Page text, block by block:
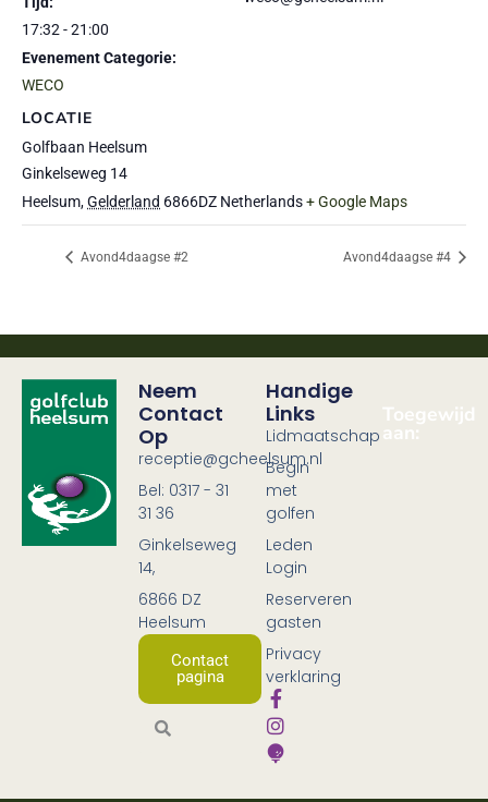
17:32 - 21:00
Evenement Categorie:
WECO
LOCATIE
Golfbaan Heelsum
Ginkelseweg 14
Heelsum,Gelderland 6866DZ Netherlands+ Google Maps
Avond4daagse #2 Avond4daagse #4
Neem
Contact
Op
receptie@gcheelsum.nl
Bel: 0317 - 31
31 36
Ginkelseweg
14,
6866 DZ
Heelsum
Contact
pagina
Handige
Links
Lidmaatschap
Begin
met
golfen
Leden
Login
Reserveren
gasten
Privacy
verklaring
Toegewijd
aan: